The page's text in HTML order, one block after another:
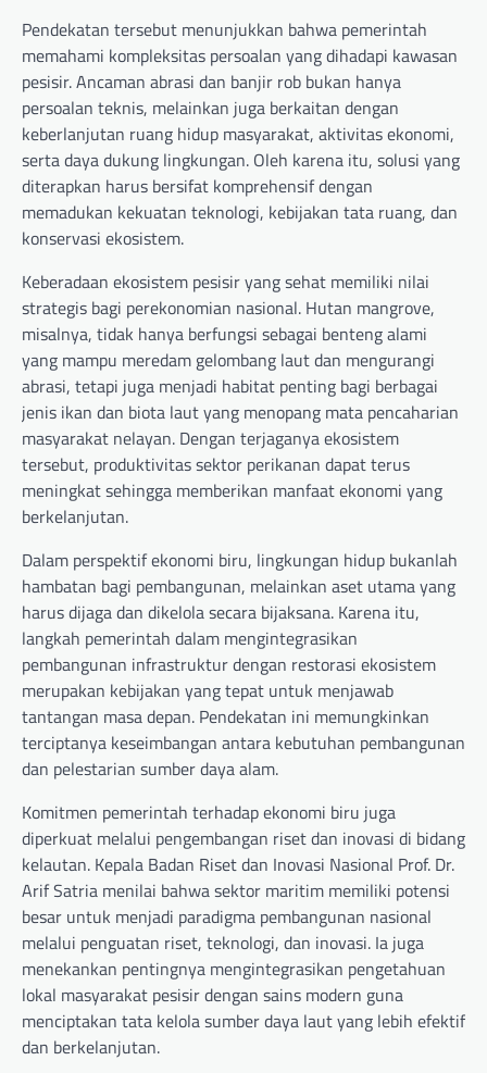
Pendekatan tersebut menunjukkan bahwa pemerintah
memahami kompleksitas persoalan yang dihadapi kawasan
pesisir. Ancaman abrasi dan banjir rob bukan hanya
persoalan teknis, melainkan juga berkaitan dengan
keberlanjutan ruang hidup masyarakat, aktivitas ekonomi,
serta daya dukung lingkungan. Oleh karena itu, solusi yang
diterapkan harus bersifat komprehensif dengan
memadukan kekuatan teknologi, kebijakan tata ruang, dan
konservasi ekosistem.
Keberadaan ekosistem pesisir yang sehat memiliki nilai
strategis bagi perekonomian nasional. Hutan mangrove,
misalnya, tidak hanya berfungsi sebagai benteng alami
yang mampu meredam gelombang laut dan mengurangi
abrasi, tetapi juga menjadi habitat penting bagi berbagai
jenis ikan dan biota laut yang menopang mata pencaharian
masyarakat nelayan. Dengan terjaganya ekosistem
tersebut, produktivitas sektor perikanan dapat terus
meningkat sehingga memberikan manfaat ekonomi yang
berkelanjutan.
Dalam perspektif ekonomi biru, lingkungan hidup bukanlah
hambatan bagi pembangunan, melainkan aset utama yang
harus dijaga dan dikelola secara bijaksana. Karena itu,
langkah pemerintah dalam mengintegrasikan
pembangunan infrastruktur dengan restorasi ekosistem
merupakan kebijakan yang tepat untuk menjawab
tantangan masa depan. Pendekatan ini memungkinkan
terciptanya keseimbangan antara kebutuhan pembangunan
dan pelestarian sumber daya alam.
Komitmen pemerintah terhadap ekonomi biru juga
diperkuat melalui pengembangan riset dan inovasi di bidang
kelautan. Kepala Badan Riset dan Inovasi Nasional Prof. Dr.
Arif Satria menilai bahwa sektor maritim memiliki potensi
besar untuk menjadi paradigma pembangunan nasional
melalui penguatan riset, teknologi, dan inovasi. Ia juga
menekankan pentingnya mengintegrasikan pengetahuan
lokal masyarakat pesisir dengan sains modern guna
menciptakan tata kelola sumber daya laut yang lebih efektif
dan berkelanjutan.